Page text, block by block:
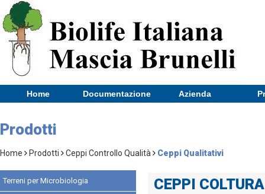
Home Documentazione Azienda
Prodotti
Home Prodotti Ceppi Controllo Qualità Ceppi Qualitativi
Terreni per Microbiologia
CEPPI